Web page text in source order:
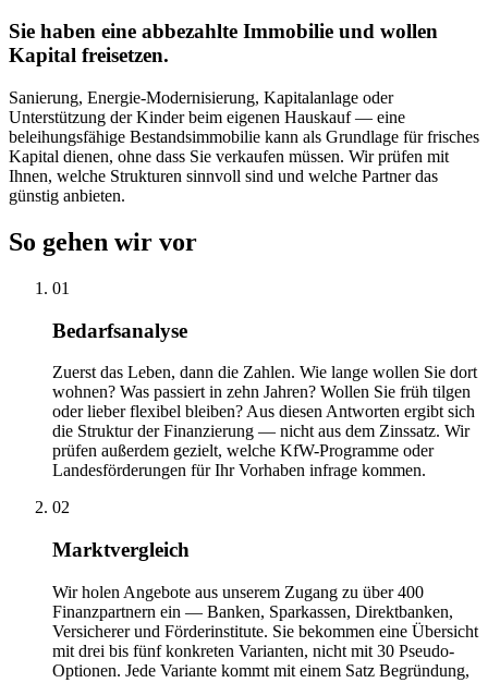
Sie haben eine abbezahlte Immobilie und wollen
Kapital freisetzen.
Sanierung, Energie-Modernisierung, Kapitalanlage oder
Unterstützung der Kinder beim eigenen Hauskauf — eine
beleihungsfähige Bestandsimmobilie kann als Grundlage für frisches
Kapital dienen, ohne dass Sie verkaufen müssen. Wir prüfen mit
Ihnen, welche Strukturen sinnvoll sind und welche Partner das
günstig anbieten.
So gehen wir vor
01
Bedarfsanalyse
Zuerst das Leben, dann die Zahlen. Wie lange wollen Sie dort
wohnen? Was passiert in zehn Jahren? Wollen Sie früh tilgen
oder lieber flexibel bleiben? Aus diesen Antworten ergibt sich
die Struktur der Finanzierung — nicht aus dem Zinssatz. Wir
prüfen außerdem gezielt, welche KfW-Programme oder
Landesförderungen für Ihr Vorhaben infrage kommen.
02
Marktvergleich
Wir holen Angebote aus unserem Zugang zu über 400
Finanzpartnern ein — Banken, Sparkassen, Direktbanken,
Versicherer und Förderinstitute. Sie bekommen eine Übersicht
mit drei bis fünf konkreten Varianten, nicht mit 30 Pseudo-
Optionen. Jede Variante kommt mit einem Satz Begründung,